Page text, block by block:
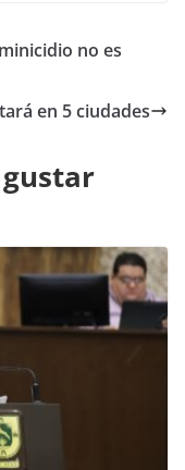
no es
en 5 ciudades